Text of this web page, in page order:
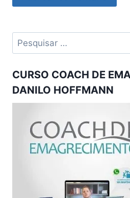
Pesquisar
por:
CURSO COACH DE
DANILO HOFFMANN